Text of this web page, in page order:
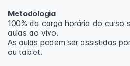
Metodologia
100% da carga horária do curso
aulas ao vivo.
As aulas podem ser assistidas
ou tablet.